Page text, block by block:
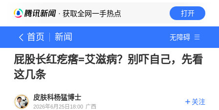
· 获取全网一手热点 打开
首页 新闻 无障碍
屁股长红疙瘩=艾滋病？别吓自己，先看
这几条
皮肤科杨猛博士
2026年6月25日18:00 广西
关注